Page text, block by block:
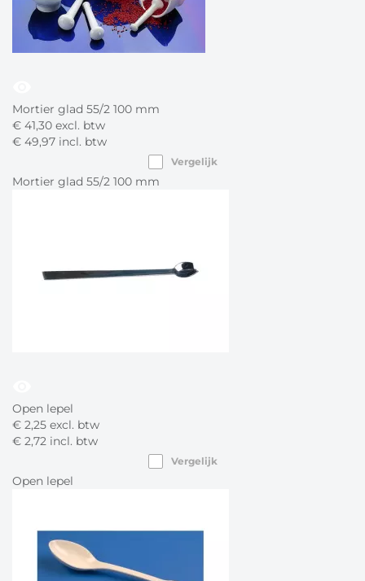
Mortier glad 55/2 100 mm
€ 41,30 excl. btw
€ 49,97 incl. btw
Vergelijk
Mortier glad 55/2 100 mm
Open lepel
€ 2,25 excl. btw
€ 2,72 incl. btw
Vergelijk
Open lepel